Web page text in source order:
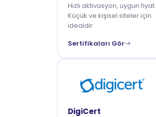
Hızlı aktivasyon, uygun fiyat.
Küçük ve kişisel siteler için
idealdir.
Sertifikaları Gör
DigiCert